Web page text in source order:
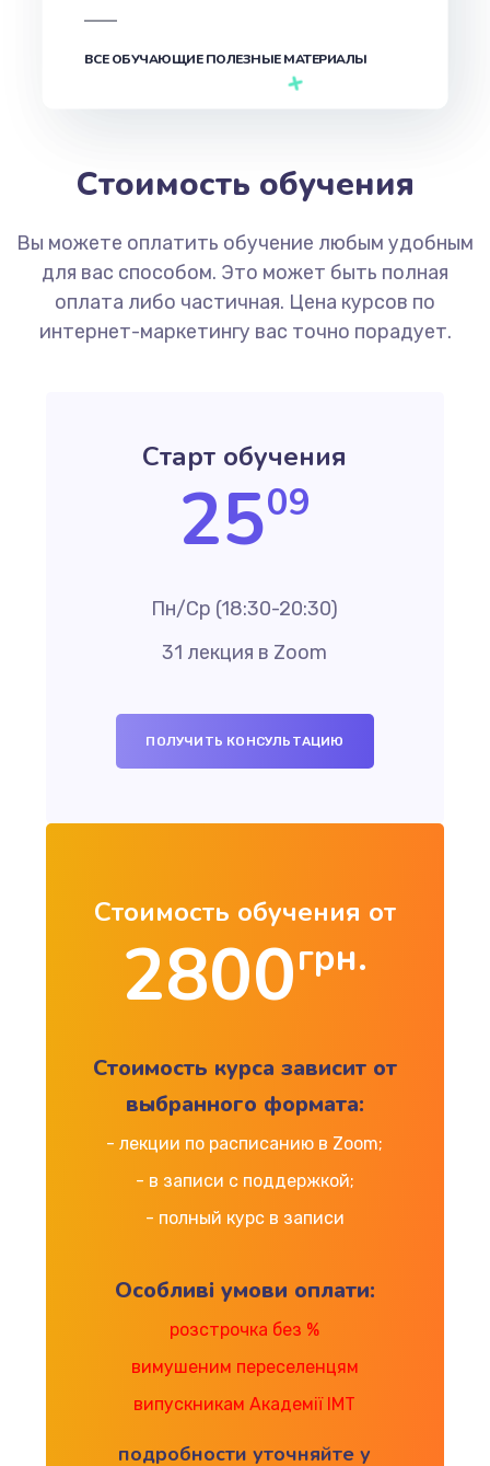
ВСЕ ОБУЧАЮЩИЕ ПОЛЕЗНЫЕ МАТЕРИАЛЫ
Стоимость обучения
Вы можете оплатить обучение любым удобным
для вас способом. Это может быть полная
оплата либо частичная. Цена курсов по
интернет-маркетингу вас точно порадует.
Старт обучения
2509
Пн/Cр (18:30-20:30)
31 лекция в Zoom
ПОЛУЧИТЬ КОНСУЛЬТАЦИЮ
Стоимость обучения от
2800грн.
Стоимость курса зависит от
выбранного формата:
- лекции по расписанию в Zoom;
- в записи с поддержкой;
- полный курс в записи
Особливі умови оплати:
розстрочка без %
вимушеним переселенцям
випускникам Академії ІМТ
подробности уточняйте у